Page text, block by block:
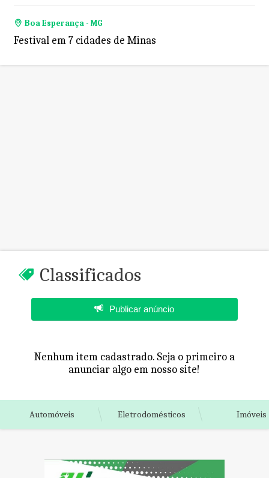
Boa Esperança - MG
Festival em 7 cidades de Minas
Classificados
Publicar anúncio
Nenhum item cadastrado. Seja o primeiro a
anunciar algo em nosso site!
Automóveis Eletrodomésticos Imóveis